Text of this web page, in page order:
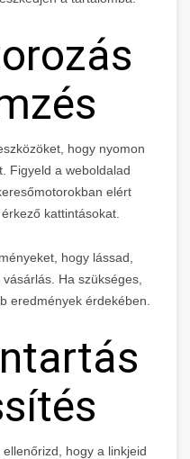
hogy nyomon
Figyeld a weboldalad
elért
kattintásokat.
hogy lássad,
Ha szükséges,
eredmények érdekében.
hogy a linkjeid